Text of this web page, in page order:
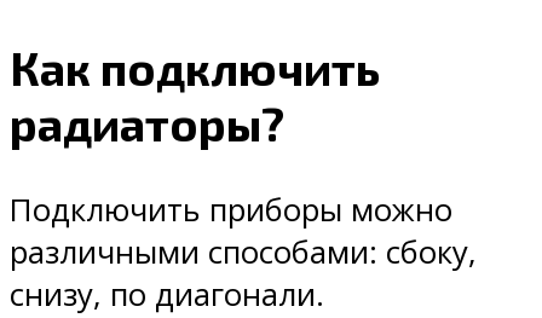
Как подключить
радиаторы?
Подключить приборы можно
различными способами: сбоку,
снизу, по диагонали.